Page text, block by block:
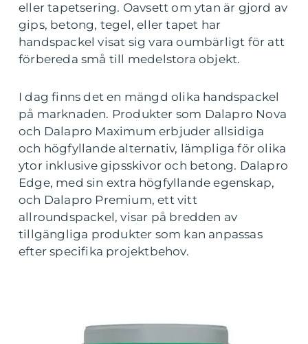
eller tapetsering. Oavsett om ytan är gjord av
gips, betong, tegel, eller tapet har
handspackel visat sig vara oumbärligt för att
förbereda små till medelstora objekt.
I dag finns det en mängd olika handspackel
på marknaden. Produkter som Dalapro Nova
och Dalapro Maximum erbjuder allsidiga
och högfyllande alternativ, lämpliga för olika
ytor inklusive gipsskivor och betong. Dalapro
Edge, med sin extra högfyllande egenskap,
och Dalapro Premium, ett vitt
allroundspackel, visar på bredden av
tillgängliga produkter som kan anpassas
efter specifika projektbehov.